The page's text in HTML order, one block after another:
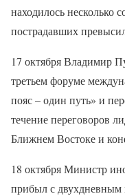
находилось несколько
пострадавших
17 октября Владимир
третьем форуме
пояс – один путь» и
течение переговоров
Ближнем Востоке и
18 октября Министр
прибыл с